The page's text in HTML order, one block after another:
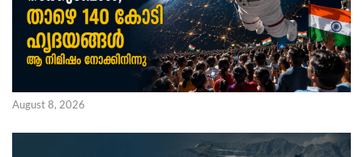
August 8, 2026